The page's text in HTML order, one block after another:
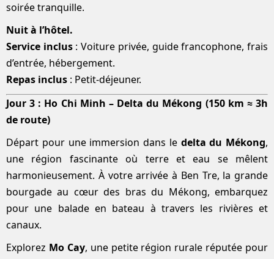
soirée tranquille.
Nuit à l’hôtel.
Service inclus: Voiture privée, guide francophone, frais
d’entrée, hébergement.
Repas inclus : Petit-déjeuner.
Jour 3 : Ho Chi Minh – Delta du Mékong (150 km ≈ 3h
de route)
Départ pour une immersion dans le delta du Mékong,
une région fascinante où terre et eau se mêlent
harmonieusement. À votre arrivée à Ben Tre, la grande
bourgade au cœur des bras du Mékong, embarquez
pour une balade en bateau à travers les rivières et
canaux.
Explorez Mo Cay, une petite région rurale réputée pour